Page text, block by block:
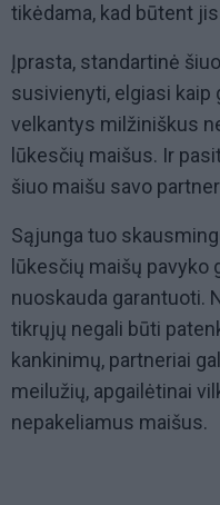
tikėdama, kad būtent
Įprasta, standartinė
susivienyti, elgiasi kaip
velkantys milžiniškus
lūkesčių maišus. Ir
šiuo maišu savo
Sąjunga tuo
lūkesčių maišų pavyko
nuoskauda garantuoti.
tikrųjų negali būti
kankinimų, partneriai
meilužių, apgailėtinai
nepakeliamus maišus.